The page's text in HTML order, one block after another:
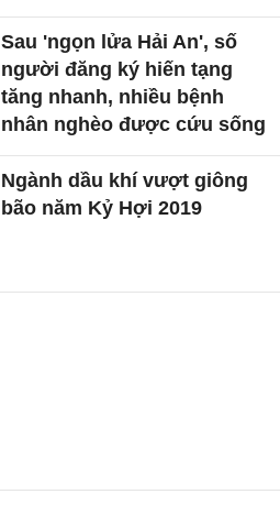
Sau 'ngọn lửa Hải An', số
người đăng ký hiến tạng
tăng nhanh, nhiều bệnh
nhân nghèo được cứu sống
Ngành dầu khí vượt giông
bão năm Kỷ Hợi 2019